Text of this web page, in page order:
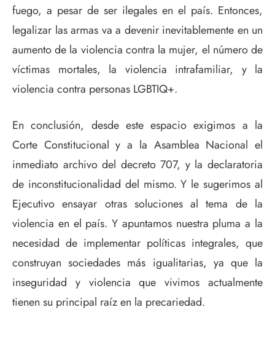
fuego, a pesar de ser ilegales en el país. Entonces,
legalizar las armas va a devenir inevitablemente en un
aumento de la violencia contra la mujer, el número de
víctimas mortales, la violencia intrafamiliar, y la
violencia contra personas LGBTIQ+.
En conclusión, desde este espacio exigimos a la
Corte Constitucional y a la Asamblea Nacional el
inmediato archivo del decreto 707, y la declaratoria
de inconstitucionalidad del mismo. Y le sugerimos al
Ejecutivo ensayar otras soluciones al tema de la
violencia en el país. Y apuntamos nuestra pluma a la
necesidad de implementar políticas integrales, que
construyan sociedades más igualitarias, ya que la
inseguridad y violencia que vivimos actualmente
tienen su principal raíz en la precariedad.